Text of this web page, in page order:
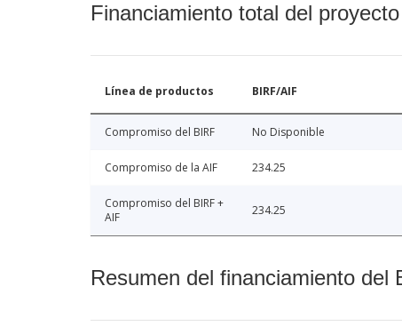
Financiamiento total del
Línea de productos BIRF/AIF
Compromiso del BIRF No Disponible
Compromiso de la AIF 234.25
Compromiso del BIRF +
AIF
234.25
Resumen del financiamiento del